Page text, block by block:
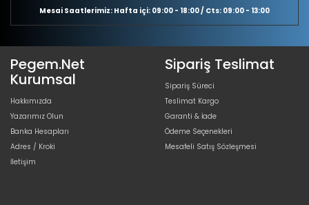
Mesai Saatlerimiz: Hafta içi: 09:00 - 18:00 / Cts: 09:00 - 13:00
Pegem.Net
Kurumsal
Hakkımızda
Yazarımız Olun
Banka Hesapları
Adres / Kroki
İletişim
Sipariş Teslimat
Sipariş Süreci
Teslimat Kargo
Garanti & İade
Ödeme Seçenekleri
Mesafeli Satış Sözleşmesi